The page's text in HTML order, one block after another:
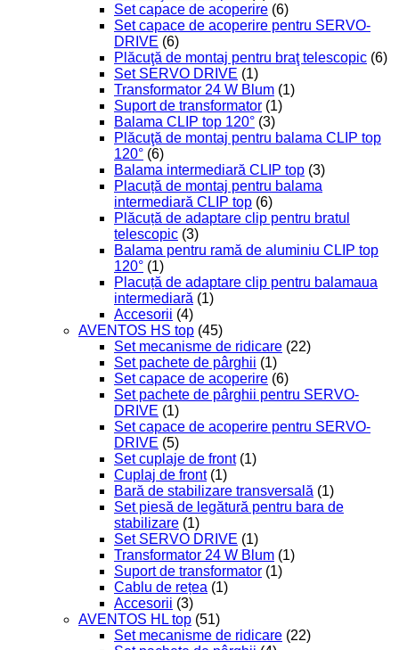
Set capace de acoperire (6)
Set capace de acoperire pentru SERVO-
DRIVE (6)
Plăcuţă de montaj pentru braţ telescopic (6)
Set SERVO DRIVE (1)
Transformator 24 W Blum (1)
Suport de transformator (1)
Balama CLIP top 120° (3)
Plăcuţă de montaj pentru balama CLIP top
120° (6)
Balama intermediară CLIP top (3)
Placuță de montaj pentru balama
intermediară CLIP top (6)
Plăcuță de adaptare clip pentru bratul
telescopic (3)
Balama pentru ramă de aluminiu CLIP top
120° (1)
Placuță de adaptare clip pentru balamaua
intermediară (1)
Accesorii (4)
AVENTOS HS top (45)
Set mecanisme de ridicare (22)
Set pachete de pârghii (1)
Set capace de acoperire (6)
Set pachete de pârghii pentru SERVO-
DRIVE (1)
Set capace de acoperire pentru SERVO-
DRIVE (5)
Set cuplaje de front (1)
Cuplaj de front (1)
Bară de stabilizare transversală (1)
Set piesă de legătură pentru bara de
stabilizare (1)
Set SERVO DRIVE (1)
Transformator 24 W Blum (1)
Suport de transformator (1)
Cablu de rețea (1)
Accesorii (3)
AVENTOS HL top (51)
Set mecanisme de ridicare (22)